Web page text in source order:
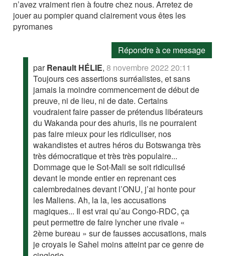
n’avez vraiment rien à foutre chez nous. Arretez de
jouer au pompier quand clairement vous êtes les
pyromanes
Répondre à ce message
parRenault HÉLIE,8 novembre 2022 20:11
Toujours ces assertions surréalistes, et sans
jamais la moindre commencement de début de
preuve, ni de lieu, ni de date. Certains
voudraient faire passer de prétendus libérateurs
du Wakanda pour des ahuris, ils ne pourraient
pas faire mieux pour les ridiculiser, nos
wakandistes et autres héros du Botswanga très
très démocratique et très très populaire...
Dommage que le Sot-Mali se soit ridiculisé
devant le monde entier en reprenant ces
calembredaines devant l’ONU, j’ai honte pour
les Maliens. Ah, la la, les accusations
magiques... Il est vrai qu’au Congo-RDC, ça
peut permettre de faire lyncher une rivale «
2ème bureau » sur de fausses accusations, mais
je croyais le Sahel moins atteint par ce genre de